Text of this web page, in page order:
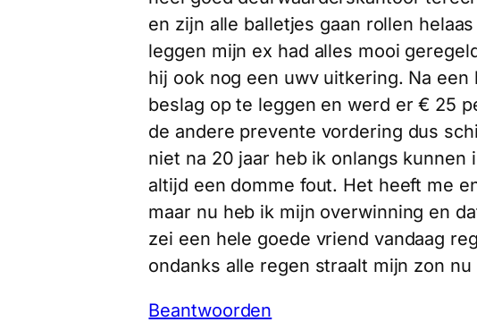
en zijn alle balletjes gaan rollen
leggen mijn ex had alles mooi
hij ook nog een uwv uitkering. Na
beslag op te leggen en werd er € 25
de andere prevente vordering dus
niet na 20 jaar heb ik onlangs
altijd een domme fout. Het heeft me
maar nu heb ik mijn overwinning en
zei een hele goede vriend vandaag
ondanks alle regen straalt mijn zon
Beantwoorden